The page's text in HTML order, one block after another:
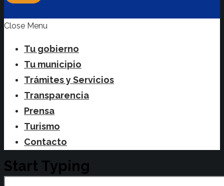
Close Menu
Tu gobierno
Tu municipio
Trámites y Servicios
Transparencia
Prensa
Turismo
Contacto
Start Typing